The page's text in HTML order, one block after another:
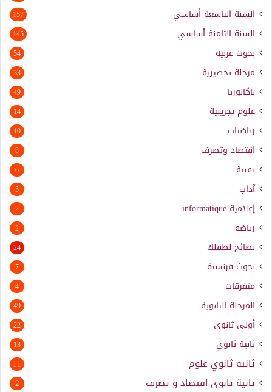
السنة التاسعة أساسي 157
السنة الثامنة أساسي 145
بحوث عربية 54
مرحلة تحضيرية 33
باكالوريا 49
علوم تجريبية 14
رياضيات 10
اقتصاد وتصرف 8
تقنية 6
آداب 5
إعلامية informatique
2
رياضة 2
نصائح لطفلك 24
بحوث فرنسية 7
متفرقات 4
المرحلة الثانوية 49
أولى ثانوي 22
ثانية ثانوي 13
ثانية ثانوي علوم 11
ثانية ثانوي إقتصاد و تصرف 2